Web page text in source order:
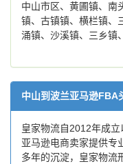
中山市区、黄圃镇、南
镇、古镇镇、横栏镇、
涌镇、沙溪镇、三乡镇
中山到波兰亚马逊FBA
皇家物流自2012年成
亚马逊电商卖家提供专
多年的沉淀，皇家物流